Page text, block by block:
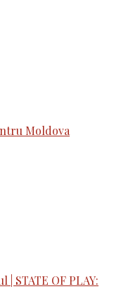
Moldova
STATE OF PLAY: